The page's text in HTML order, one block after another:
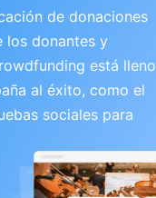
de donaciones
los donantes y
está lleno
al éxito, como el
sociales para